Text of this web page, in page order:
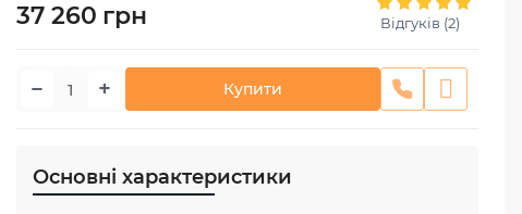
37 260 грн Відгуків (2)
− + Купити
Основні характеристики